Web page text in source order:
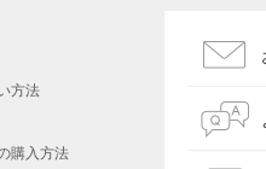
方法
購入方法